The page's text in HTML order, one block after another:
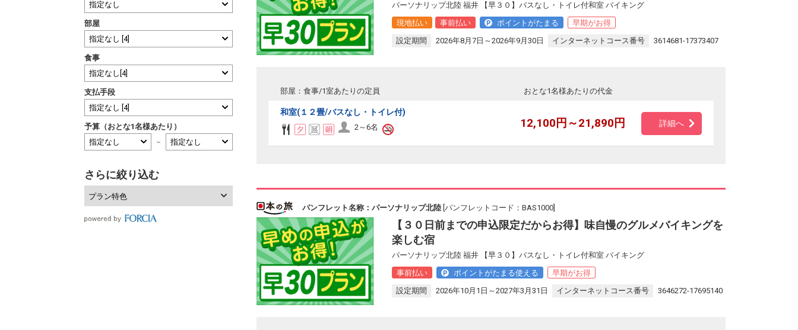
部屋
食事
支払手段
予算（おとな1名様あたり）
～
さらに絞り込む
プラン特色
パーソナリップ北陸 福井 【早３０】バスなし・トイレ付和室 バイキング
現地払い
事前払い ポイントがたまる
早期がお得
設定期間
2026年8月7日～2026年9月30日 インターネットコース番号 3614681-17373407
部屋：食事/1室あたりの定員 おとな1名様あたりの代金
和室(１２畳/バスなし・トイレ付)
2～6名 12,100円～21,890円 詳細へ
パンフレット名称：パーソナリップ北陸 [パンフレットコード：BAS1000]
【３０日前までの申込限定だからお得】味自慢のグルメバイキングを
楽しむ宿
パーソナリップ北陸 福井 【早３０】バスなし・トイレ付和室 バイキング
事前払い
ポイントがたまる使える
早期がお得
設定期間
2026年10月1日～2027年3月31日 インターネットコース番号 3646272-17695140